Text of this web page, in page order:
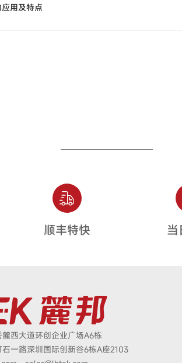
用及特点
顺丰特快 当
西大道环创企业广场A6栋
一路深圳国际创新谷6栋A座2103